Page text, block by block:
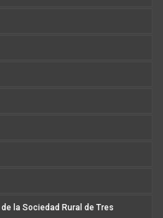
la Sociedad Rural de Tres